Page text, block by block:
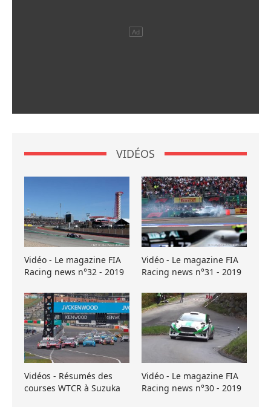
VIDÉOS
Vidéo - Le magazine FIA
Racing news n°32 - 2019
Vidéo - Le magazine FIA
Racing news n°31 - 2019
Vidéos - Résumés des
courses WTCR à Suzuka
Vidéo - Le magazine FIA
Racing news n°30 - 2019